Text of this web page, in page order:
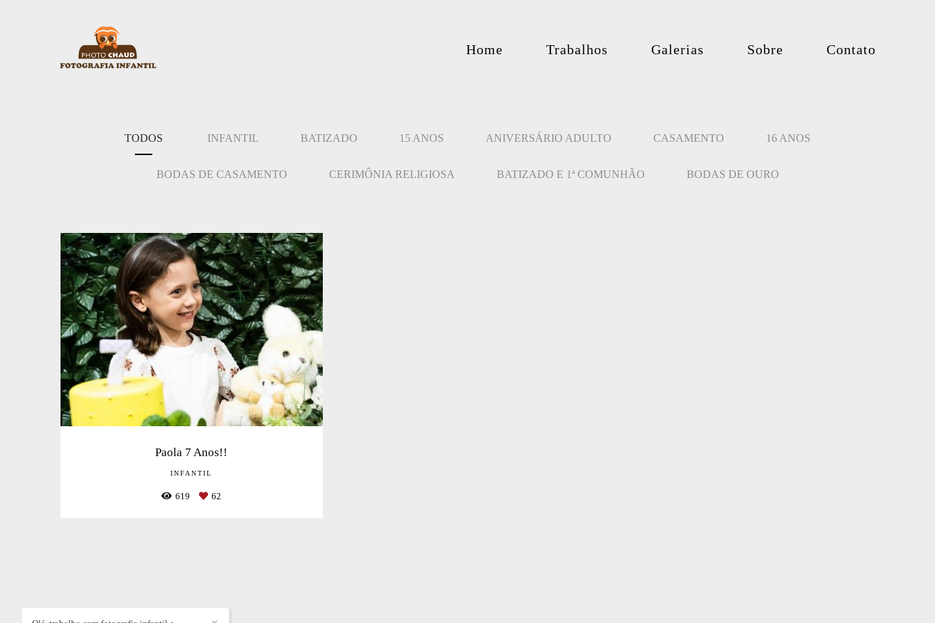
Home Trabalhos Galerias Sobre Contato
TODOS INFANTIL BATIZADO 15 ANOS ANIVERSÁRIO ADULTO CASAMENTO 16 ANOS
BODAS DE CASAMENTO CERIMÔNIA RELIGIOSA BATIZADO E 1ª COMUNHÃO BODAS DE OURO
Paola 7 Anos!!
INFANTIL
619 62